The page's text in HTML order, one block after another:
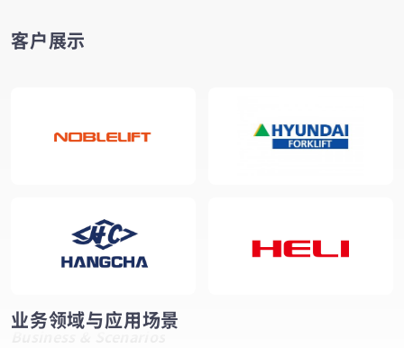
客户展示
业务领域与应用场景
Business & Scenarios